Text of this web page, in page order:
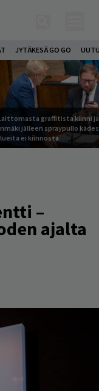
JYTÄKESÄ GO GO
graffitista kiinni
jälleen spraypullo
ei kiinnosta
–
ajalta